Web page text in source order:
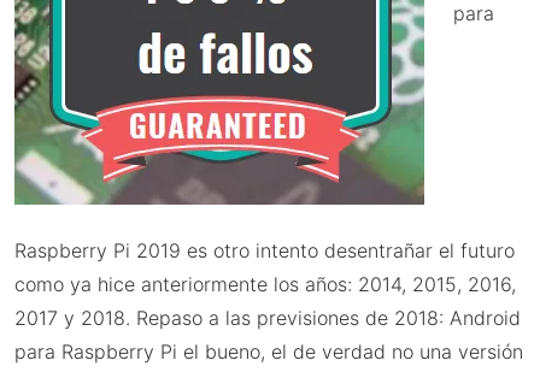
para
Raspberry Pi 2019 es otro intento desentrañar el futuro
como ya hice anteriormente los años: 2014, 2015, 2016,
2017 y 2018. Repaso a las previsiones de 2018: Android
para Raspberry Pi el bueno, el de verdad no una versión